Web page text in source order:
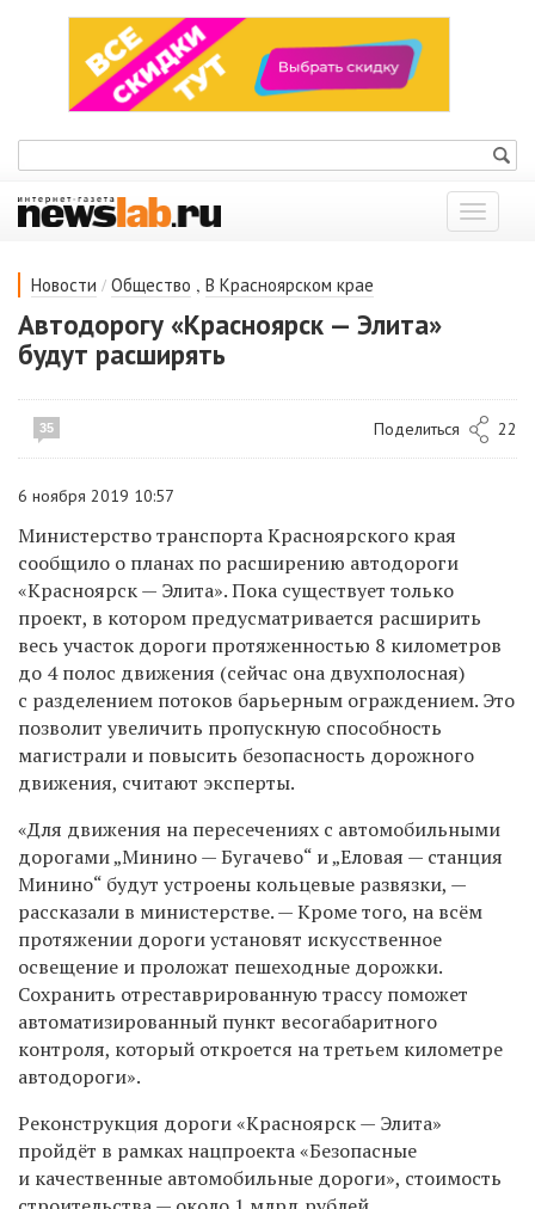
Показать
меню
Новости / Общество , В Красноярском крае
Автодорогу «Красноярск — Элита»
будут расширять
35 Поделиться 22
6 ноября 2019 10:57
Министерство транспорта Красноярского края
сообщило о планах по расширению автодороги
«Красноярск — Элита». Пока существует только
проект, в котором предусматривается расширить
весь участок дороги протяженностью 8 километров
до 4 полос движения (сейчас она двухполосная)
с разделением потоков барьерным ограждением. Это
позволит увеличить пропускную способность
магистрали и повысить безопасность дорожного
движения, считают эксперты.
«Для движения на пересечениях с автомобильными
дорогами „Минино — Бугачево“ и „Еловая — станция
Минино“ будут устроены кольцевые развязки, —
рассказали в министерстве. — Кроме того, на всём
протяжении дороги установят искусственное
освещение и проложат пешеходные дорожки.
Сохранить отреставрированную трассу поможет
автоматизированный пункт весогабаритного
контроля, который откроется на третьем километре
автодороги».
Реконструкция дороги «Красноярск — Элита»
пройдёт в рамках нацпроекта «Безопасные
и качественные автомобильные дороги», стоимость